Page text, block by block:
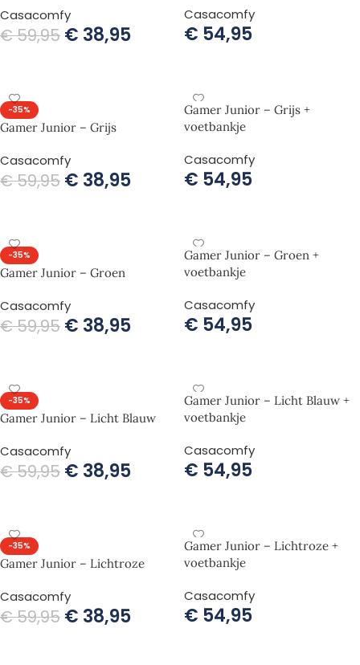
Casacomfy
€59,95 € 38,95
Casacomfy
€ 54,95
-35%
Gamer Junior – Grijs
Casacomfy
€59,95 € 38,95
Gamer Junior – Grijs +
voetbankje
Casacomfy
€ 54,95
-35%
Gamer Junior – Groen
Casacomfy
€59,95 € 38,95
Gamer Junior – Groen +
voetbankje
Casacomfy
€ 54,95
-35%
Gamer Junior – Licht Blauw
Casacomfy
€59,95 € 38,95
Gamer Junior – Licht Blauw +
voetbankje
Casacomfy
€ 54,95
-35%
Gamer Junior – Lichtroze
Casacomfy
€59,95 € 38,95
Gamer Junior – Lichtroze +
voetbankje
Casacomfy
€ 54,95